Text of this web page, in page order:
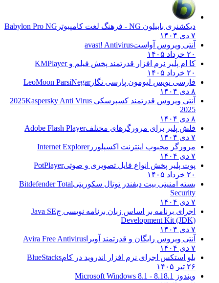
دیکشنری بابیلون NG - فرهنگ لغت کامپیوتر
Babylon Pro NG
۷ دی ۱۴۰۴
آنتی ویروس آواستavast! Antivirus
۲۰ خرداد ۱۴۰۵
کا ام پلیر نرم افزار قدرتمند پخش فیلم وKMPlayer
۲۰ خرداد ۱۴۰۵
فارسی نویس لیومون پارسی نگارLeoMoon ParsiNegar
۸ دی ۱۴۰۴
آنتی ویروس قدرتمند کسپرسکی 2025 Kaspersky Anti Virus
2025
۸ دی ۱۴۰۴
فلش پلیر برای مرورگرهای مختلفAdobe Flash Player
۷ دی ۱۴۰۴
مرورگر محبوب اینترنت اکسپلوررInternet Explorer
۷ دی ۱۴۰۴
پوت پلیر پخش انواع فایل تصویری و صوتیPotPlayer
۲۰ خرداد ۱۴۰۵
بسته امنیتی بیت دیفندر توتال سکوریتیBitdefender Total
Security
۷ دی ۱۴۰۴
اجرای برنامه بر اساس زبان برنامه نویسی جJava SE
Development Kit (JDK)
۷ دی ۱۴۰۴
آنتی ویروس رایگان و قدرتمند آویرا Avira Free Antivirus
۷ دی ۱۴۰۴
بلو استکس اجرای نرم افزار اندروید در کامBlueStacks
۲۶ تیر ۱۴۰۵
ویندوز 8.1
8.1 - Microsoft Windows 8.1